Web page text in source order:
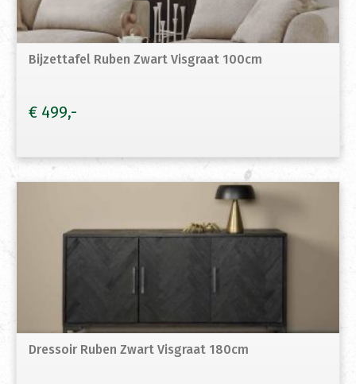
Bijzettafel Ruben Zwart Visgraat 100cm
€ 499
Dressoir Ruben Zwart Visgraat 180cm